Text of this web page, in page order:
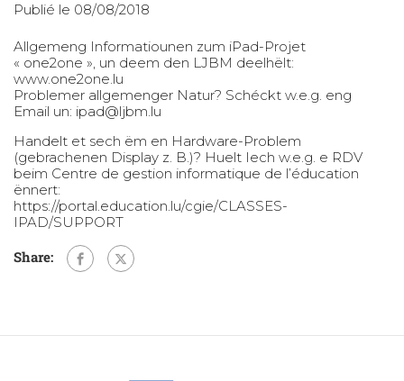
Publié le 08/08/2018
Allgemeng Informatiounen zum iPad-Projet
« one2one », un deem den LJBM deelhëlt:
www.one2one.lu
Problemer allgemenger Natur? Schéckt w.e.g. eng
Email un: ipad@ljbm.lu
Handelt et sech ëm en Hardware-Problem
(gebrachenen Display z. B.)? Huelt Iech w.e.g. e RDV
beim Centre de gestion informatique de l’éducation
ënnert:
https://portal.education.lu/cgie/CLASSES-
IPAD/SUPPORT
Share: